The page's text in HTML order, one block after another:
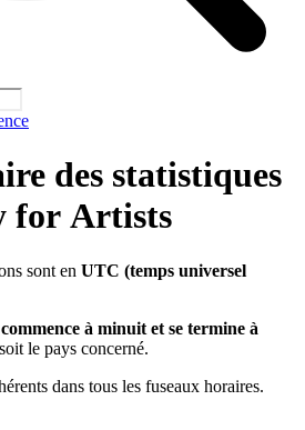
des statistiques
for Artists
sont en UTC (temps universel
commence à minuit et se termine à
le pays concerné.
dans tous les fuseaux horaires.